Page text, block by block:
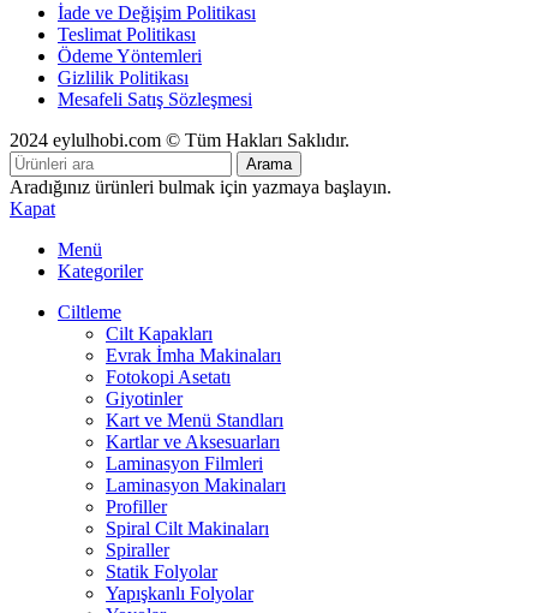
İade ve Değişim Politikası
Teslimat Politikası
Ödeme Yöntemleri
Gizlilik Politikası
Mesafeli Satış Sözleşmesi
2024 eylulhobi.com © Tüm Hakları Saklıdır.
Arama
Aradığınız ürünleri bulmak için yazmaya başlayın.
Kapat
Menü
Kategoriler
Ciltleme
Cilt Kapakları
Evrak İmha Makinaları
Fotokopi Asetatı
Giyotinler
Kart ve Menü Standları
Kartlar ve Aksesuarları
Laminasyon Filmleri
Laminasyon Makinaları
Profiller
Spiral Cilt Makinaları
Spiraller
Statik Folyolar
Yapışkanlı Folyolar